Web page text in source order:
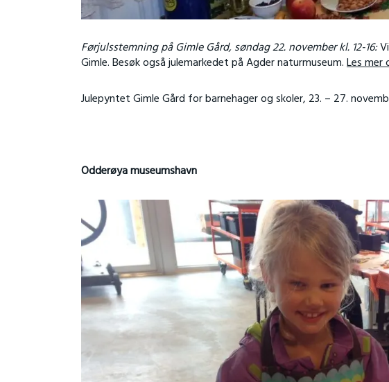
Førjulsstemning på Gimle Gård, søndag 22. november kl. 12-16:
Gimle. Besøk også julemarkedet på Agder naturmuseum.Les mer
Julepyntet Gimle Gård for barnehager og skoler, 23. – 27.
Odderøya museumshavn